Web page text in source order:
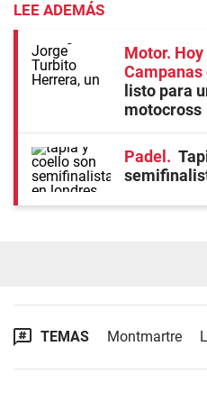
LEE ADEMÁS
Motor.
Campanas
listo para
motocross
Padel
TEMAS Montmartre